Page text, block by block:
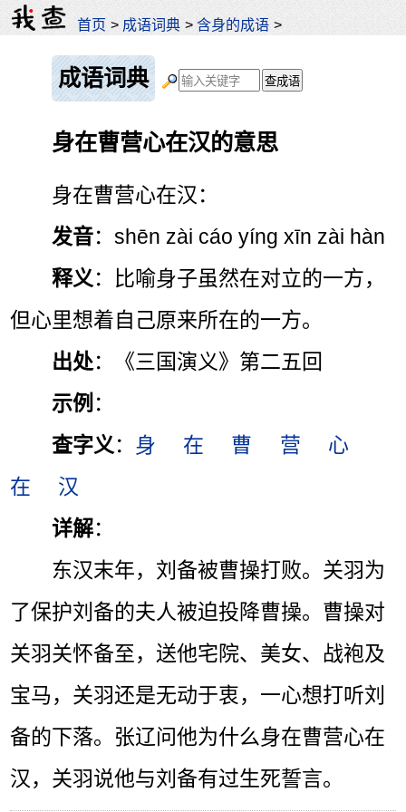
首页 > 成语词典 >含身的成语 >
成语词典
身在曹营心在汉的意思
身在曹营心在汉：
发音：shēn zài cáo yíng xīn zài hàn
释义 ：比喻身子虽然在对立的一方，
但心里想着自己原来所在的一方。
出处：《三国演义》第二五回
示例 ：
查字义 ： 身 在 曹 营
心
在
汉
详解：
东汉末年，刘备被曹操打败。关羽为
了保护刘备的夫人被迫投降曹操。曹操对
关羽关怀备至，送他宅院、美女、战袍及
宝马，关羽还是无动于衷，一心想打听刘
备的下落。张辽问他为什么身在曹营心在
汉，关羽说他与刘备有过生死誓言。